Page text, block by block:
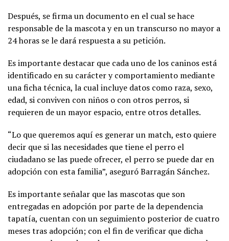
Después, se firma un documento en el cual se hace
responsable de la mascota y en un transcurso no mayor a
24 horas se le dará respuesta a su petición.
Es importante destacar que cada uno de los caninos está
identificado en su carácter y comportamiento mediante
una ficha técnica, la cual incluye datos como raza, sexo,
edad, si conviven con niños o con otros perros, si
requieren de un mayor espacio, entre otros detalles.
“Lo que queremos aquí es generar un match, esto quiere
decir que si las necesidades que tiene el perro el
ciudadano se las puede ofrecer, el perro se puede dar en
adopción con esta familia”, aseguró Barragán Sánchez.
Es importante señalar que las mascotas que son
entregadas en adopción por parte de la dependencia
tapatía, cuentan con un seguimiento posterior de cuatro
meses tras adopción; con el fin de verificar que dicha